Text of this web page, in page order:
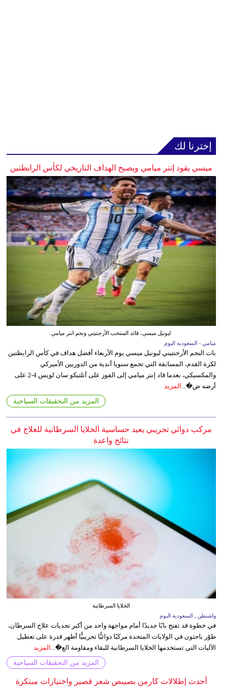
إخترنا لك
ميسي يقود إنتر ميامي ويصبح الهداف التاريخي لكأس الرابطتين
ليونيل ميسي، قائد المنتخب الأرجنتيني ونجم انتر ميامي
ميامي - السعوديه اليوم
بات النجم الأرجنتيني ليونيل ميسي يوم الأربعاء أفضل هداف في كأس الرابطتين
لكرة القدم، المسابقة التي تجمع سنويا أندية من الدوريين الأميركي
والمكسيكي، بعدما قاد إنتر ميامي إلى الفوز على أتلتيكو سان لويس 4-2 على
أرضه ض�... المزيد
المزيد من التحقيقات السياحية
مركب دوائي تجريبي يعيد حساسية الخلايا السرطانية للعلاج في
نتائج واعدة
الخلايا السرطانية
واشنطن ـ السعودية اليوم
في خطوة قد تفتح بابًا جديدًا أمام مواجهة واحد من أكبر تحديات علاج السرطان،
طوّر باحثون في الولايات المتحدة مركبًا دوائيًّا تجريبيًّا أظهر قدرة على تعطيل
الآليات التي تستخدمها الخلايا السرطانية للبقاء ومقاومة الع�...
المزيد
المزيد من التحقيقات السياحية
أحدث إطلالات كارمن بصيبص شعر قصير واختيارات مبتكرة